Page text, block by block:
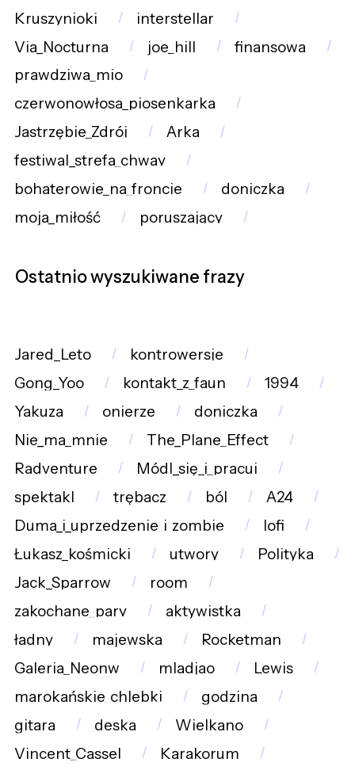
Kruszynioki
interstellar
Via_Nocturna
joe_hill
finansowa
prawdziwa_mio
czerwonowłosa_piosenkarka
Jastrzębie_Zdrój
Arka
festiwal_strefa_chway
bohaterowie_na_froncie
doniczka
moja_miłość
poruszający
Ostatnio wyszukiwane frazy
Jared_Leto
kontrowersje
Gong_Yoo
kontakt_z_faun
1994
Yakuza
onierze
doniczka
Nie_ma_mnie
The_Plane_Effect
Radventure
Módl_się_i_pracuj
spektakl
trębacz ból
A24
Duma_i_uprzedzenie_i_zombie
lofi
Łukasz_kośmicki
utwory
Polityka
Jack_Sparrow
room
zakochane_pary
aktywistka
ładny
majewska
Rocketman
Galeria_Neonw
mladjao
Lewis
marokańskie_chlebki
godzina
gitara
deska
Wielkano
Vincent_Cassel
Karakorum